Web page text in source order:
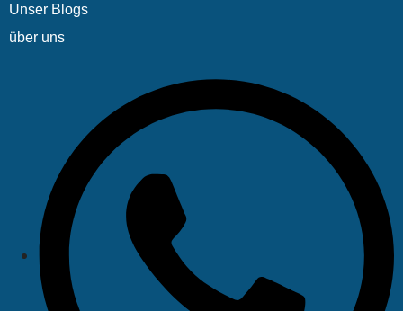
Unser Blogs
über uns